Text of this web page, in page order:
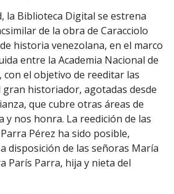
la Biblioteca Digital se estrena
de la obra de Caracciolo
historia venezolana, en el marco
entre la Academia Nacional de
con el objetivo de reeditar las
historiador, agotadas desde
que cubre otras áreas de
y nos honra. La reedición de las
Pérez ha sido posible,
disposición de las señoras María
París Parra, hija y nieta del